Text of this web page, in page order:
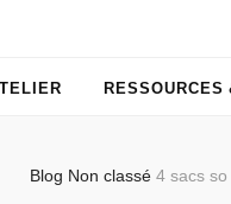
RESSOURCES
Blog Non classé 4 sacs